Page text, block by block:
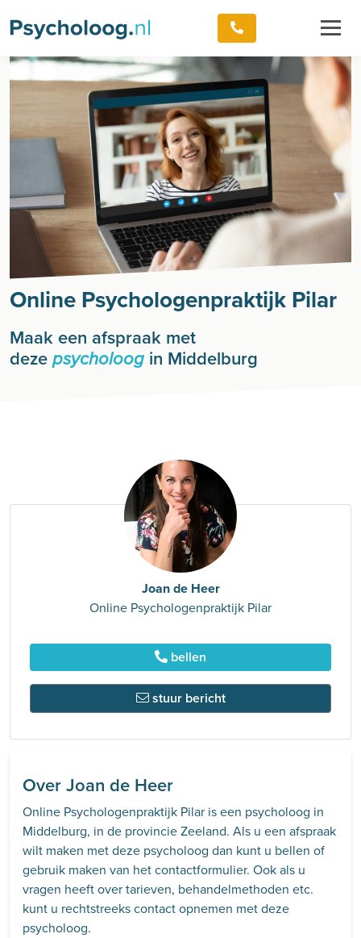
Online Psychologenpraktijk Pilar
Maak een afspraak met
deze psycholoog in Middelburg
Joan de Heer
Online Psychologenpraktijk Pilar
bellen
stuur bericht
Over Joan de Heer
Online Psychologenpraktijk Pilar is een psycholoog in
Middelburg, in de provincie Zeeland. Als u een afspraak
wilt maken met deze psycholoog dan kunt u bellen of
gebruik maken van het contactformulier. Ook als u
vragen heeft over tarieven, behandelmethoden etc.
kunt u rechtstreeks contact opnemen met deze
psycholoog.